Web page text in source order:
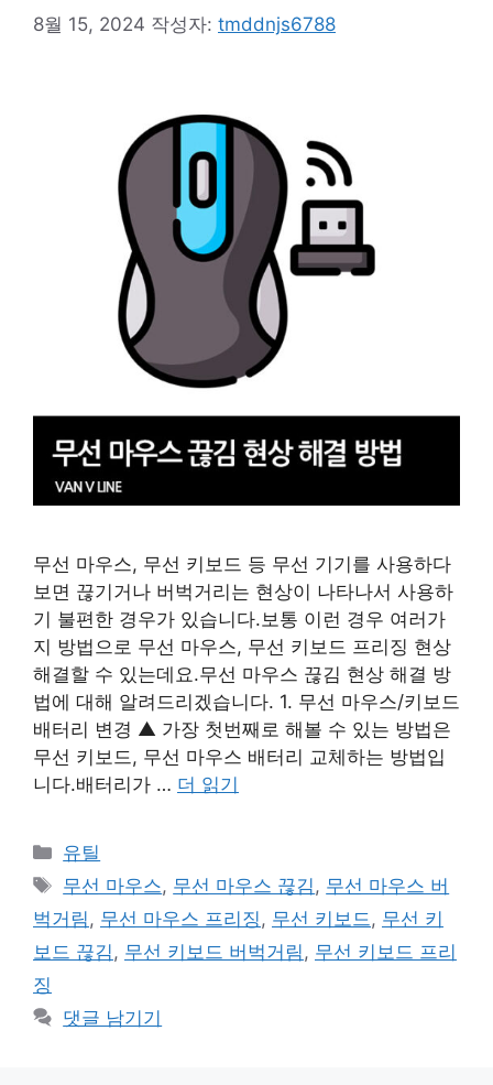
8월 15, 2024 작성자: tmddnjs6788
무선 마우스, 무선 키보드 등 무선 기기를 사용하다
보면 끊기거나 버벅거리는 현상이 나타나서 사용하
기 불편한 경우가 있습니다.보통 이런 경우 여러가
지 방법으로 무선 마우스, 무선 키보드 프리징 현상
해결할 수 있는데요.무선 마우스 끊김 현상 해결 방
법에 대해 알려드리겠습니다. 1. 무선 마우스/키보드
배터리 변경 ▲ 가장 첫번째로 해볼 수 있는 방법은
무선 키보드, 무선 마우스 배터리 교체하는 방법입
니다.배터리가 … 더 읽기
카
테
고
리
유틸
태
그
무선 마우스, 무선 마우스 끊김 , 무선 마우스 버
벅거림 , 무선 마우스 프리징 , 무선 키보드 , 무선 키
보드 끊김 , 무선 키보드 버벅거림 , 무선 키보드 프리
징
댓글 남기기